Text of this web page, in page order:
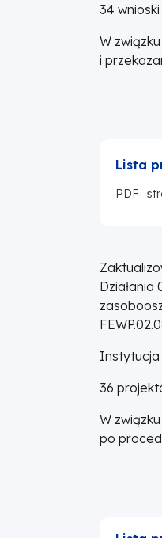
34
W
i
Lista
PDF
Instytucja
36
W
po